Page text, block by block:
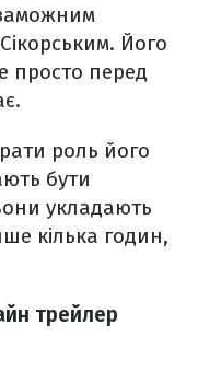
Його
просто перед
роль його
бути
укладають
кілька годин,
трейлер